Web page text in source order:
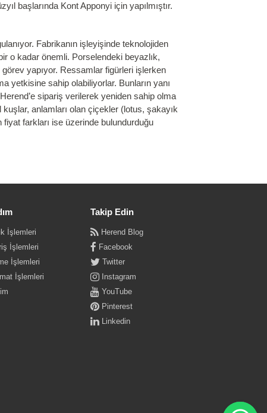
başlarında Kont Apponyi için yapılmıştır.
Fabrikanın işleyişinde teknolojiden
o kadar önemli. Porselendeki beyazlık,
yapıyor. Ressamlar figürleri işlerken
yetkisine sahip olabiliyorlar. Bunların yanı
sipariş verilerek yeniden sahip olma
anlamları olan çiçekler (lotus, şakayık
farkları ise üzerinde bulundurduğu
İşlemleri
İşlemleri
İşlemleri
İşlemleri
Takip Edin
Herend Blog
Facebook
Twitter
Instagram
YouTube
Pinterest
Linkedin